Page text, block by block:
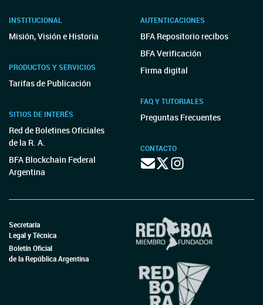
INSTITUCIONAL
Misión, Visión e Historia
PRODUCTOS Y SERVICIOS
Tarifas de Publicación
SITIOS DE INTERÉS
Red de Boletines Oficiales
de la R. A.
BFA Blockchain Federal
Argentina
AUTENTICACIONES
BFA Repositorio recibos
BFA Verificación
Firma digital
FAQ Y TUTORIALES
Preguntas Frecuentes
CONTACTO
Secretaría
Legal y Técnica
Boletín Oficial
de la República Argentina